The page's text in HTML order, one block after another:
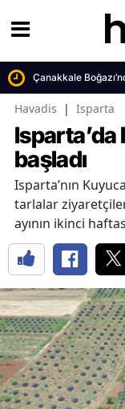
Çanakkale
Havadis | Isparta
başladı
Isparta’nın
tarlalar
ayının ikinci